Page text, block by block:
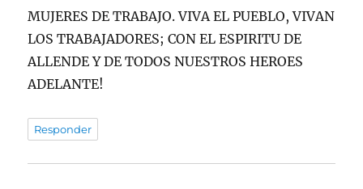
MUJERES DE TRABAJO. VIVA EL PUEBLO, VIVAN
LOS TRABAJADORES; CON EL ESPIRITU DE
ALLENDE Y DE TODOS NUESTROS HEROES
ADELANTE!
Responder